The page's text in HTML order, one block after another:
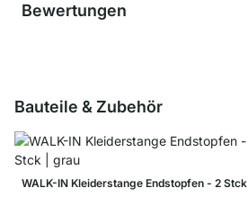
Bewertungen
Bauteile & Zubehör
WALK-IN Kleiderstange Endstopfen - 2 Stck